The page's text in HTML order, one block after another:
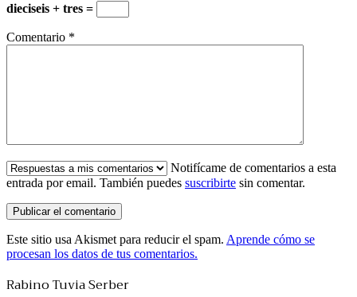
dieciseis + tres =
Comentario *
Notifícame de comentarios a esta
entrada por email. También puedes suscribirte sin comentar.
Este sitio usa Akismet para reducir el spam. Aprende cómo se
procesan los datos de tus comentarios.
Rabino Tuvia Serber